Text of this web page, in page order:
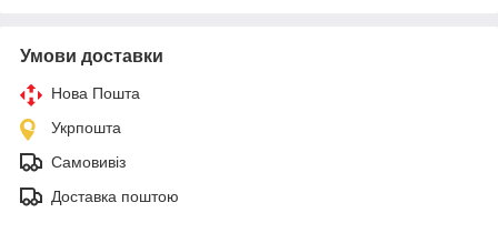
Умови доставки
Нова Пошта
Укрпошта
Самовивіз
Доставка поштою